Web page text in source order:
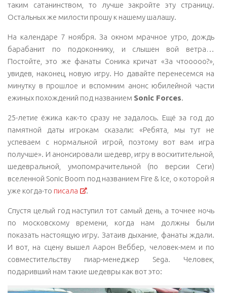
таким сатанинством, то лучше закройте эту страницу.
Остальных же милости прошу к нашему шалашу.
На календаре 7 ноября. За окном мрачное утро, дождь
барабанит по подоконнику, и слышен вой ветра…
Постойте, это же фанаты Соника кричат «За чтооооо?»,
увидев, наконец, новую игру. Но давайте перенесемся на
минутку в прошлое и вспомним анонс юбилейной части
ежиных похождений под названием Sonic Forces.
25-летие ёжика как-то сразу не задалось. Ещё за год до
памятной даты игрокам сказали: «Ребята, мы тут не
успеваем с нормальной игрой, поэтому вот вам игра
получше». И анонсировали шедевр, игру в восхитительной,
шедевральной, умопомрачительной (по версии Сеги)
вселенной Sonic Boom под названием Fire & Ice, о которой я
уже когда-то писала .
Спустя целый год наступил тот самый день, а точнее ночь
по московскому времени, когда нам должны были
показать настоящую игру. Затаив дыхание, фанаты ждали.
И вот, на сцену вышел Аарон Веббер, человек-мем и по
совместительству пиар-менеджер Sega. Человек,
подаривший нам такие шедевры как вот это: